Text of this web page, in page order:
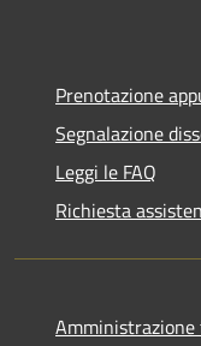
Prenotazione
Segnalazione
Leggi le FAQ
Richiesta